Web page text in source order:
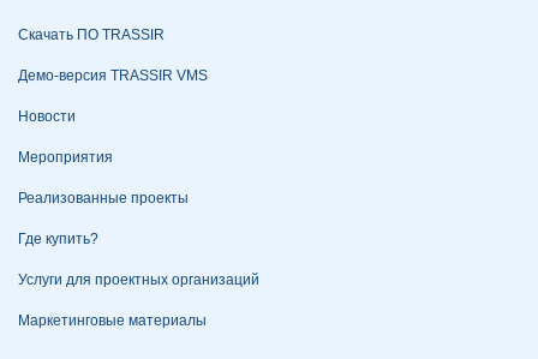
Скачать ПО TRASSIR
Демо-версия TRASSIR VMS
Новости
Мероприятия
Реализованные проекты
Где купить?
Услуги для проектных организаций
Маркетинговые материалы